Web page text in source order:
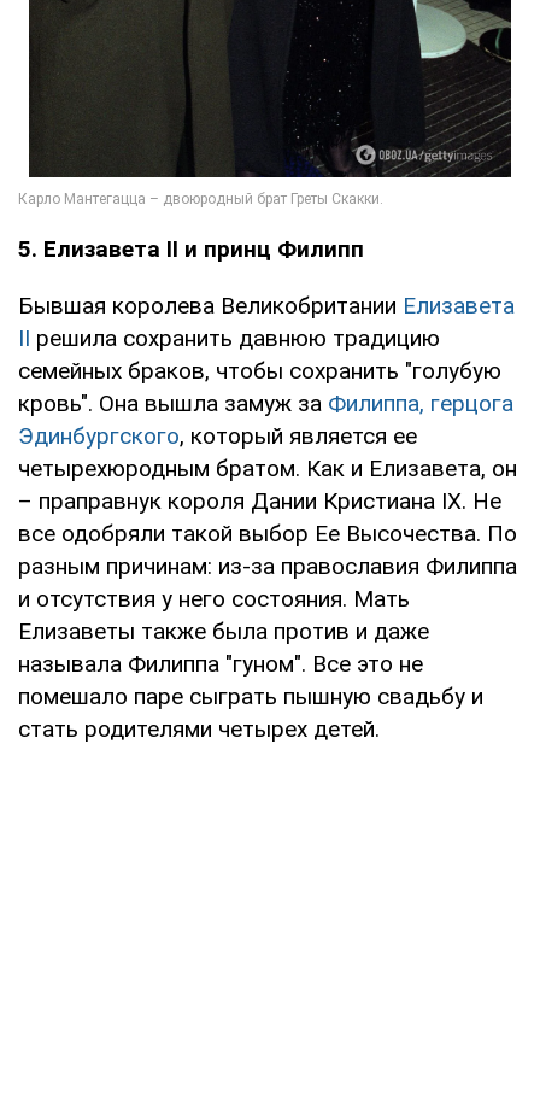
5. Елизавета II и принц Филипп
Бывшая королева Великобритании Елизавета
II решила сохранить давнюю традицию
семейных браков, чтобы сохранить "голубую
кровь". Она вышла замуж за Филиппа, герцога
Эдинбургского, который является ее
четырехюродным братом. Как и Елизавета, он
– праправнук короля Дании Кристиана IX. Не
все одобряли такой выбор Ее Высочества. По
разным причинам: из-за православия Филиппа
и отсутствия у него состояния. Мать
Елизаветы также была против и даже
называла Филиппа "гуном". Все это не
помешало паре сыграть пышную свадьбу и
стать родителями четырех детей.